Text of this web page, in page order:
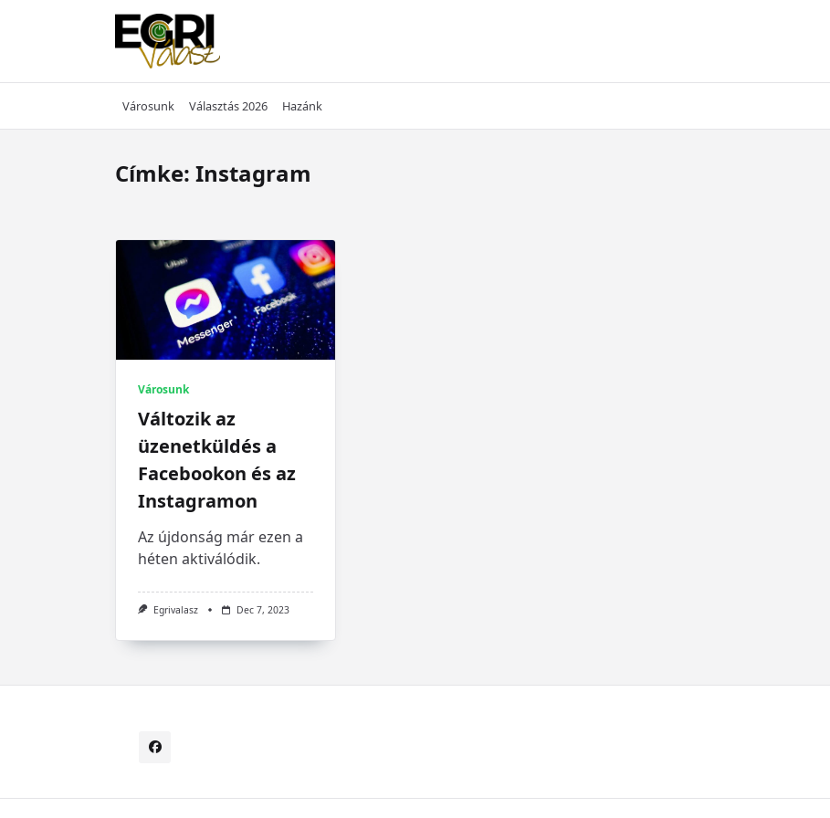
Városunk Választás 2026 Hazánk
Címke: Instagram
Városunk
Változik az
üzenetküldés a
Facebookon és az
Instagramon
Az újdonság már ezen a
héten aktiválódik.
Egrivalasz Dec 7, 2023